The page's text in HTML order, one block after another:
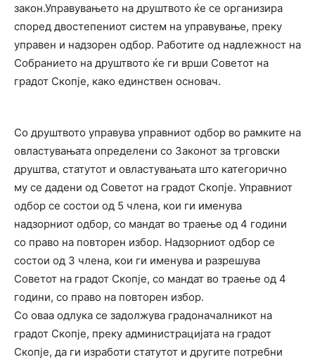
закон.Управувањето на друштвото ќе се организира
според двостепениот систем на управување, преку
управен и надзорен одбор. Работите од надлежност на
Собранието на друштвото ќе ги врши Советот на
градот Скопје, како единствен основач.
Со друштвото управува управниот одбор во рамките на
овластувањата определени со Законот за трговски
друштва, статутот и овластувањата што категорично
му се дадени од Советот на градот Скопје. Управниот
одбор се состои од 5 члена, кои ги именува
надзорниот одбор, со мандат во траење од 4 години
со право на повторен избор. Надзорниот одбор се
состои од 3 члена, кои ги именува и разрешува
Советот на градот Скопје, со мандат во траење од 4
години, со право на повторен избор.
Со оваа одлука се задолжува градоначалникот на
градот Скопје, преку администрацијата на градот
Скопје, да ги изработи статутот и другите потребни